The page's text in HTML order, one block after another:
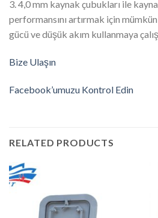
3. 4,0 mm kaynak çubukları ile
performansını artırmak için
gücü ve düşük akım kullanmaya
Bize Ulaşın
Facebook’umuzu Kontrol Edin
RELATED PRODUCTS